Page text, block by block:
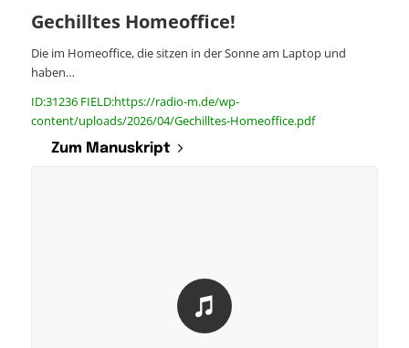
Gechilltes Homeoffice!
Die im Homeoffice, die sitzen in der Sonne am Laptop und
haben…
ID:31236 FIELD:https://radio-m.de/wp-
content/uploads/2026/04/Gechilltes-Homeoffice.pdf
Zum Manuskript